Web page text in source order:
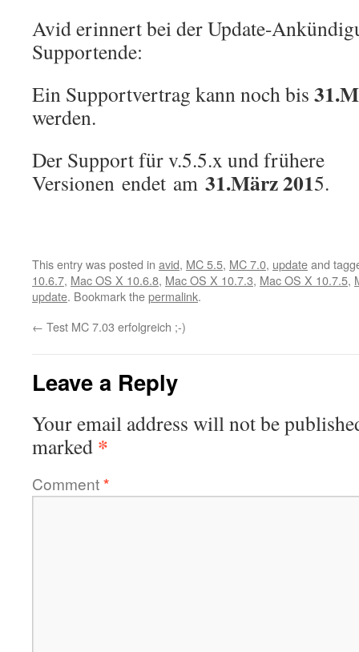
Avid erinnert bei der Update-
Supportende:
Ein Supportvertrag kann noch bis
werden.
Der Support für v.5.5.x und frühere
Versionen endet am 31.März 2015.
This entry was posted in avid, MC 5.5, MC 7.0, updateand
10.6.7, Mac OS X 10.6.8, Mac OS X 10.7.3, Mac OS X 10.7.5,
update. Bookmark thepermalink.
← Test MC 7.03 erfolgreich ;-)
Leave a Reply
Your email address will not be
marked *
Comment*